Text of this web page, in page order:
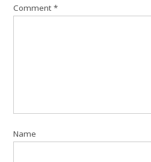
Comment*
Name